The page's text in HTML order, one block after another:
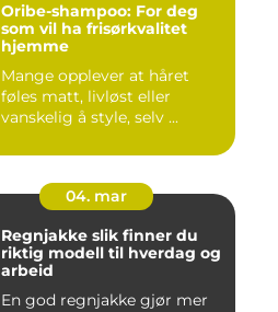
Oribe-shampoo: For deg
som vil ha frisørkvalitet
hjemme
Mange opplever at håret
føles matt, livløst eller
vanskelig å style, selv ...
04. mar
Regnjakke slik finner du
riktig modell til hverdag og
arbeid
En god regnjakke gjør mer